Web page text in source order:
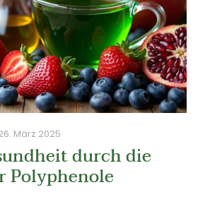
März 2025
durch die
Polyphenole